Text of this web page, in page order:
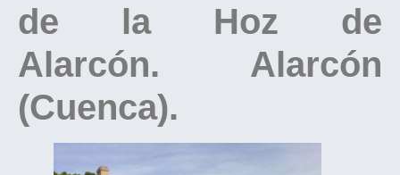
de la Hoz de
Alarcón. Alarcón
(Cuenca).